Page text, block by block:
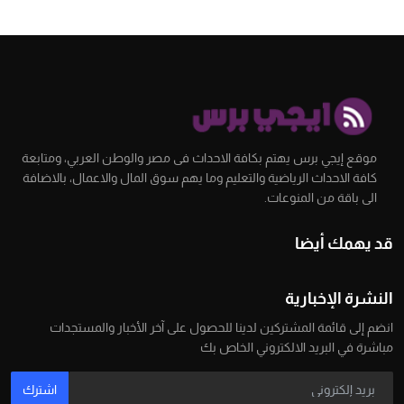
موقع إيجي برس يهتم بكافة الاحداث فى مصر والوطن العربي، ومتابعة
كافة الاحداث الرياضية والتعليم وما يهم سوق المال والاعمال، بالاضافة
الى باقة من المنوعات.
قد يهمك أيضا
النشرة الإخبارية
انضم إلى قائمة المشتركين لدينا للحصول على آخر الأخبار والمستجدات
مباشرة في البريد الالكتروني الخاص بك
اشترك